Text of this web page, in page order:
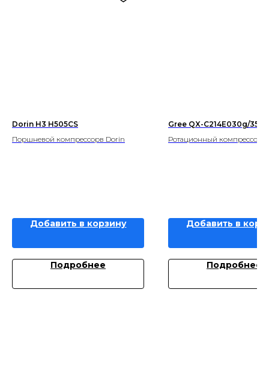
Dorin H3 H505CS
Поршневой компрессорв Dorin
Добавить в корзину
Подробнее
Gree QX-C214E030g/35
Ротационный компрессор
Добавить в
Подробнее